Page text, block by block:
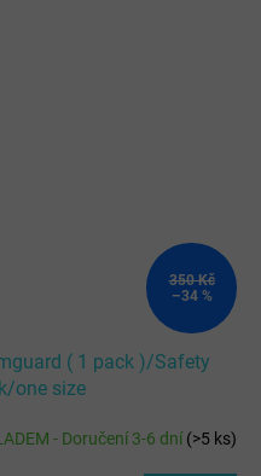
350 Kč
–34 %
( 1 pack )/Safety
one size
- Doručení 3-6 dní(>5 ks)